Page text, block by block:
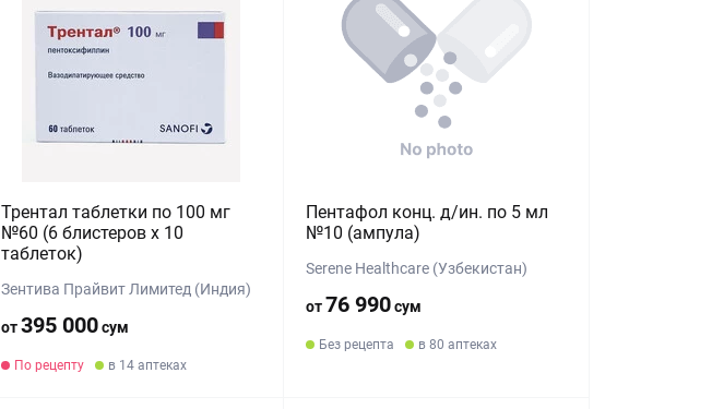
Трентал таблетки по 100 мг
№60 (6 блистеров х 10
таблеток)
Зентива Прайвит Лимитед (Индия)
от395 000сум
По рецепту в 14 аптеках
Пентафол конц. д/ин. по 5 мл
№10 (ампула)
Serene Healthcare (Узбекистан)
от 76 990сум
Без рецепта в 80 аптеках